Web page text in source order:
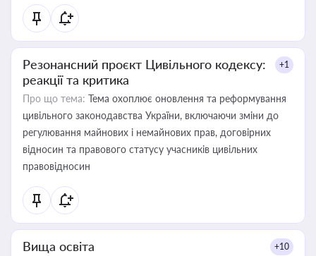
Резонансний проєкт Цивільного кодексу:
реакції та критика
+1
Про що тема: Тема охоплює оновлення та реформування
цивільного законодавства України, включаючи зміни до
регулювання майнових і немайнових прав, договірних
відносин та правового статусу учасників цивільних
правовідносин
Вища освіта +10